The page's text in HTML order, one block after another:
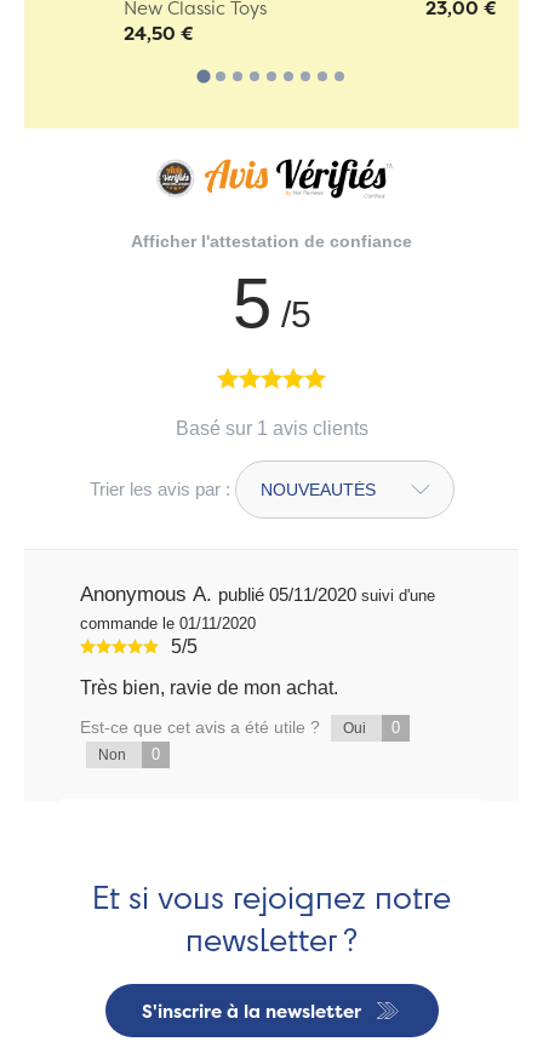
New Classic Toys
24,50 €
23,00 €
Afficher l'attestation de confiance
5 /5
Basé sur 1 avis clients
Trier les avis par :
Anonymous A. publié 05/11/2020 suivi d'une
commande le 01/11/2020
5/5
Très bien, ravie de mon achat.
Est-ce que cet avis a été utile ? Oui 0
Non 0
Et si vous rejoignez notre
newsletter ?
S'inscrire à la newsletter